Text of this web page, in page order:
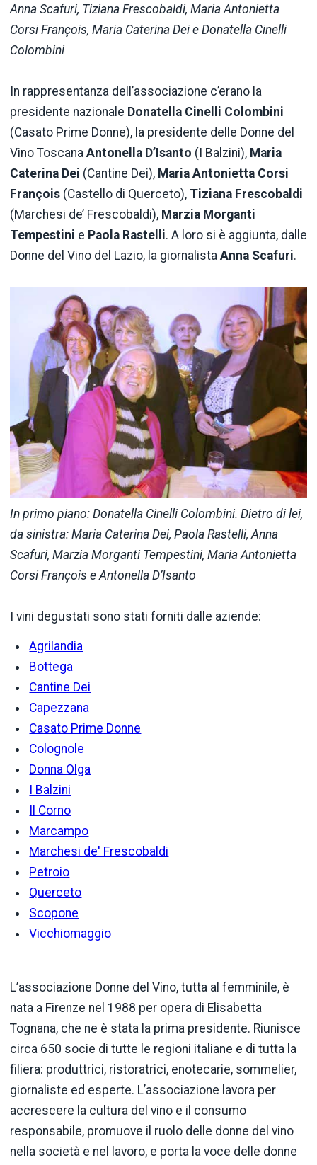
Anna Scafuri, Tiziana Frescobaldi, Maria Antonietta
Corsi François, Maria Caterina Dei e Donatella Cinelli
Colombini
In rappresentanza dell’associazione c’erano la
presidente nazionale Donatella Cinelli Colombini
(Casato Prime Donne), la presidente delle Donne del
Vino Toscana Antonella D’Isanto (I Balzini), Maria
Caterina Dei (Cantine Dei), Maria Antonietta Corsi
François (Castello di Querceto), Tiziana Frescobaldi
(Marchesi de’ Frescobaldi), Marzia Morganti
Tempestini e Paola Rastelli. A loro si è aggiunta, dalle
Donne del Vino del Lazio, la giornalista Anna Scafuri.
In primo piano: Donatella Cinelli Colombini. Dietro di lei,
da sinistra: Maria Caterina Dei, Paola Rastelli, Anna
Scafuri, Marzia Morganti Tempestini, Maria Antonietta
Corsi François e Antonella D’Isanto
I vini degustati sono stati forniti dalle aziende:
Agrilandia
Bottega
Cantine Dei
Capezzana
Casato Prime Donne
Colognole
Donna Olga
I Balzini
Il Corno
Marcampo
Marchesi de' Frescobaldi
Petroio
Querceto
Scopone
Vicchiomaggio
L’associazione Donne del Vino, tutta al femminile, è
nata a Firenze nel 1988 per opera di Elisabetta
Tognana, che ne è stata la prima presidente. Riunisce
circa 650 socie di tutte le regioni italiane e di tutta la
filiera: produttrici, ristoratrici, enotecarie, sommelier,
giornaliste ed esperte. L’associazione lavora per
accrescere la cultura del vino e il consumo
responsabile, promuove il ruolo delle donne del vino
nella società e nel lavoro, e porta la voce delle donne